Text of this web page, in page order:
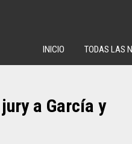
INICIO TODAS LAS
a García y